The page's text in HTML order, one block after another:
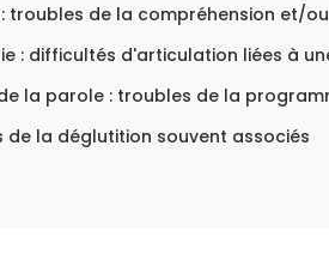
troubles de la compréhension et/
: difficultés d'articulation liées à
la parole : troubles de la
de la déglutition souvent associés